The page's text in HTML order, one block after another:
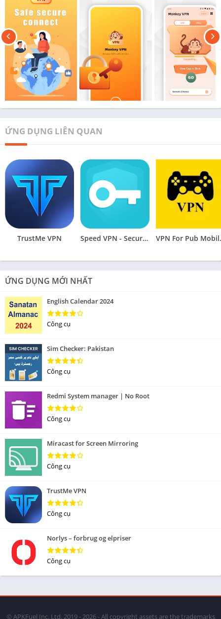
ỨNG DỤNG LIÊN QUAN
TrustMe VPN Speed VPN - Secure VPN Proxy
ỨNG DỤNG MỚI NHẤT
English Calendar 2024
Công cụ
Sim Checker: Pakistan
Công cụ
Redmi System manager | No Root
Công cụ
Miracast for Screen Mirroring
Công cụ
TrustMe VPN
Công cụ
Norlys – forbrug og elpriser
Công cụ
© APKFuel Inc. Ltd. 2019 - 2026 - All copyright assets are the trademarks